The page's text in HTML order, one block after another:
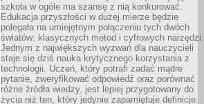
szkoła w ogóle ma szansę z nią konkurować.
Edukacja przyszłości w dużej mierze będzie
polegała na umiejętnym połączeniu tych dwóch
światów: klasycznych metod i cyfrowych narzędzi.
Jednym z największych wyzwań dla nauczycieli
staje się dziś nauka krytycznego korzystania z
technologii. Uczeń, który potrafi zadać mądre
pytanie, zweryfikować odpowiedź oraz porównać
różne źródła wiedzy, jest lepiej przygotowany do
życia niż ten, który jedynie zapamiętuje definicje.